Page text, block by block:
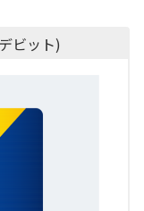
ビット)